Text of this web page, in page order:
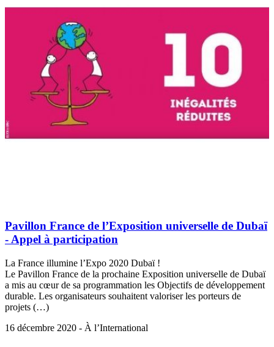
Pavillon France de l’Exposition universelle de Dubaï
- Appel à participation
La France illumine l’Expo 2020 Dubaï !
Le Pavillon France de la prochaine Exposition universelle de Dubaï
a mis au cœur de sa programmation les Objectifs de développement
durable. Les organisateurs souhaitent valoriser les porteurs de
projets (…)
16 décembre 2020 - À l’International